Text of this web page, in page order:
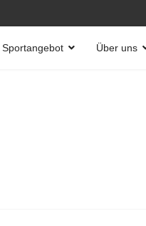
Sportangebot Über uns